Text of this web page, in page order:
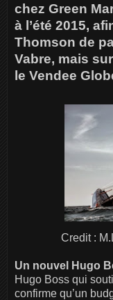
chez Green
à l’été 2015,
Thomson de
Vabre, mais
le Vendee
Credit :
Un nouvel Hugo
Hugo Boss qui
confirme qu’un